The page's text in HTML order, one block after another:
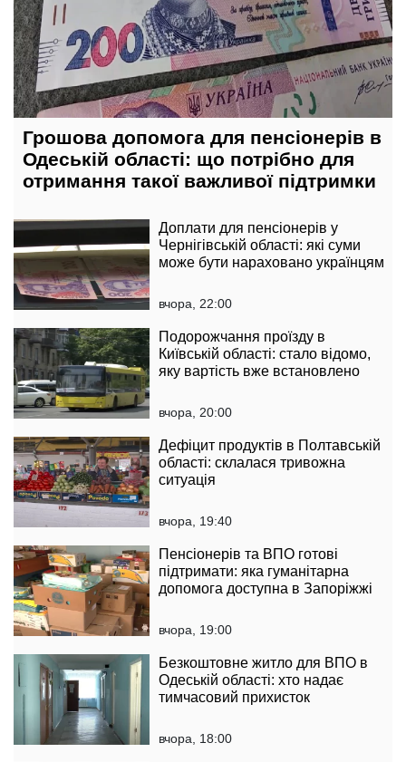
Грошова допомога для пенсіонерів в
Одеській області: що потрібно для
отримання такої важливої підтримки
Доплати для пенсіонерів у
Чернігівській області: які суми
може бути нараховано українцям
вчора, 22:00
Подорожчання проїзду в
Київській області: стало відомо,
яку вартість вже встановлено
вчора, 20:00
Дефіцит продуктів в Полтавській
області: склалася тривожна
ситуація
вчора, 19:40
Пенсіонерів та ВПО готові
підтримати: яка гуманітарна
допомога доступна в Запоріжжі
вчора, 19:00
Безкоштовне житло для ВПО в
Одеській області: хто надає
тимчасовий прихисток
вчора, 18:00